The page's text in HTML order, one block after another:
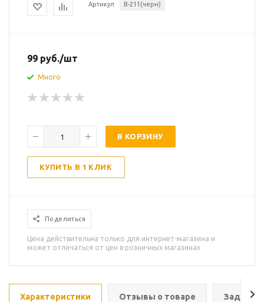
Артикул В-211(черн)
99 руб./шт
Много
В КОРЗИНУ
КУПИТЬ В 1 КЛИК
Поделиться
Цена действительна только для интернет-магазина и
может отличаться от цен в розничных магазинах
Характеристики Отзывы о товаре Задать